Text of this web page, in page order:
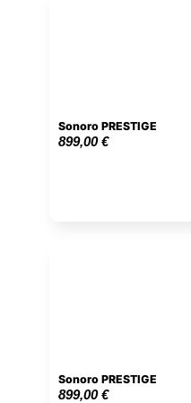
Sonoro PRESTIGE
899,00€
Sonoro PRESTIGE
899,00€